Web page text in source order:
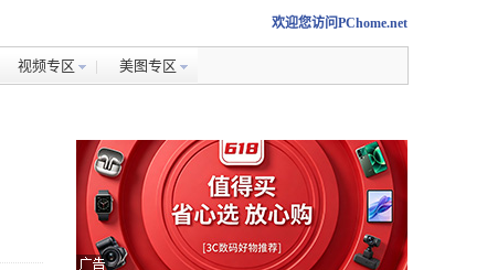
欢迎您访问PChome.net
视频专区 美图专区